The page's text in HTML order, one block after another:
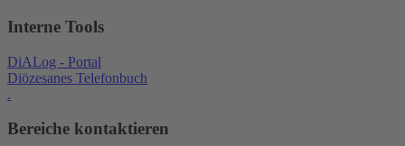
Interne Tools
DiALog - Portal
Diözesanes Telefonbuch
.
Bereiche kontaktieren